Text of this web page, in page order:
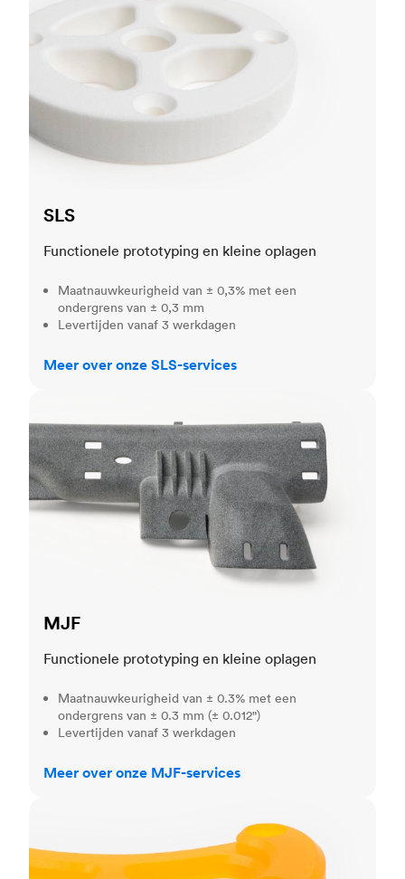
SLS
Functionele prototyping en kleine oplagen
Maatnauwkeurigheid van ± 0,3% met een
ondergrens van ± 0,3 mm
Levertijden vanaf 3 werkdagen
Meer over onze SLS-services
MJF
Functionele prototyping en kleine oplagen
Maatnauwkeurigheid van ± 0.3% met een
ondergrens van ± 0.3 mm (± 0.012")
Levertijden vanaf 3 werkdagen
Meer over onze MJF-services